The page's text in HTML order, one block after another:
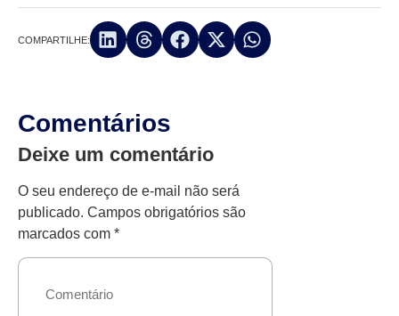
COMPARTILHE:
Comentários
Deixe um comentário
O seu endereço de e-mail não será
publicado. Campos obrigatórios são
marcados com *